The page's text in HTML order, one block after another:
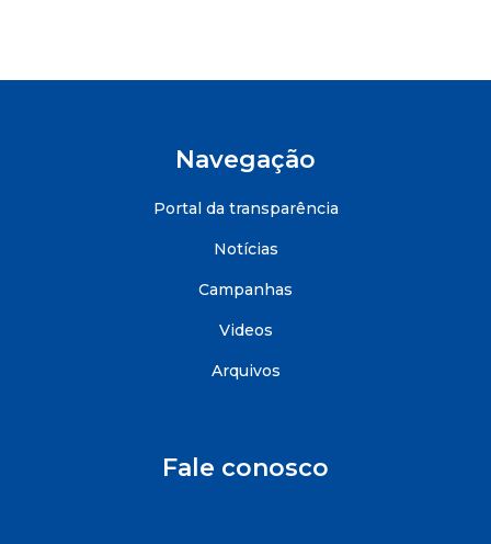
Navegação
Portal da transparência
Notícias
Campanhas
Videos
Arquivos
Fale conosco